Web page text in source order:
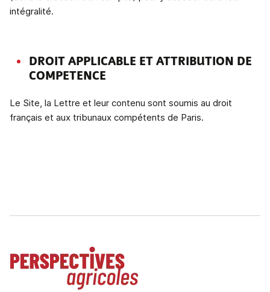
intégralité.
DROIT APPLICABLE ET ATTRIBUTION DE
COMPETENCE
Le Site, la Lettre et leur contenu sont soumis au droit
français et aux tribunaux compétents de Paris.